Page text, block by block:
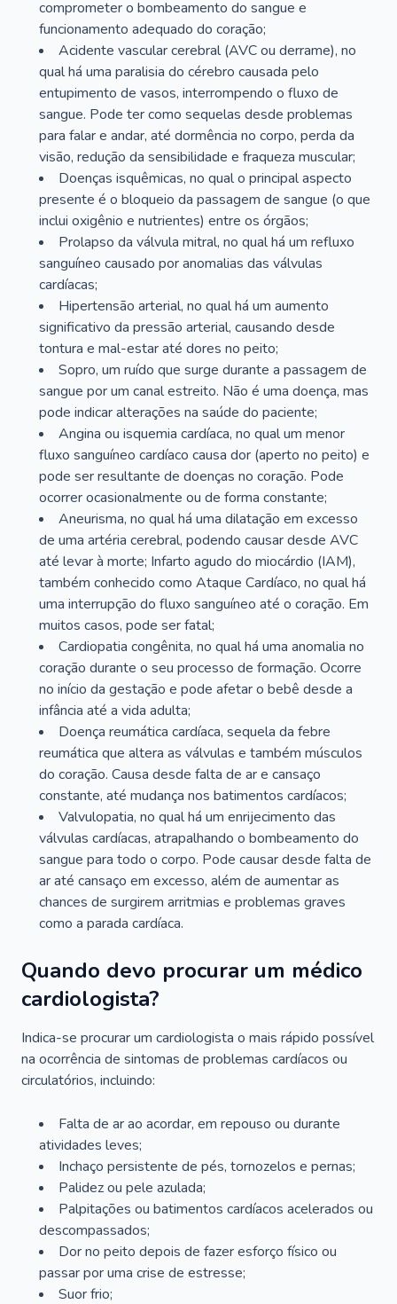
comprometer o bombeamento do sangue e
funcionamento adequado do coração;
Acidente vascular cerebral (AVC ou derrame), no
qual há uma paralisia do cérebro causada pelo
entupimento de vasos, interrompendo o fluxo de
sangue. Pode ter como sequelas desde problemas
para falar e andar, até dormência no corpo, perda da
visão, redução da sensibilidade e fraqueza muscular;
Doenças isquêmicas, no qual o principal aspecto
presente é o bloqueio da passagem de sangue (o que
inclui oxigênio e nutrientes) entre os órgãos;
Prolapso da válvula mitral, no qual há um refluxo
sanguíneo causado por anomalias das válvulas
cardíacas;
Hipertensão arterial, no qual há um aumento
significativo da pressão arterial, causando desde
tontura e mal-estar até dores no peito;
Sopro, um ruído que surge durante a passagem de
sangue por um canal estreito. Não é uma doença, mas
pode indicar alterações na saúde do paciente;
Angina ou isquemia cardíaca, no qual um menor
fluxo sanguíneo cardíaco causa dor (aperto no peito) e
pode ser resultante de doenças no coração. Pode
ocorrer ocasionalmente ou de forma constante;
Aneurisma, no qual há uma dilatação em excesso
de uma artéria cerebral, podendo causar desde AVC
até levar à morte; Infarto agudo do miocárdio (IAM),
também conhecido como Ataque Cardíaco, no qual há
uma interrupção do fluxo sanguíneo até o coração. Em
muitos casos, pode ser fatal;
Cardiopatia congênita, no qual há uma anomalia no
coração durante o seu processo de formação. Ocorre
no início da gestação e pode afetar o bebê desde a
infância até a vida adulta;
Doença reumática cardíaca, sequela da febre
reumática que altera as válvulas e também músculos
do coração. Causa desde falta de ar e cansaço
constante, até mudança nos batimentos cardíacos;
Valvulopatia, no qual há um enrijecimento das
válvulas cardíacas, atrapalhando o bombeamento do
sangue para todo o corpo. Pode causar desde falta de
ar até cansaço em excesso, além de aumentar as
chances de surgirem arritmias e problemas graves
como a parada cardíaca.
Quando devo procurar um médico
cardiologista?
Indica-se procurar um cardiologista o mais rápido possível
na ocorrência de sintomas de problemas cardíacos ou
circulatórios, incluindo:
Falta de ar ao acordar, em repouso ou durante
atividades leves;
Inchaço persistente de pés, tornozelos e pernas;
Palidez ou pele azulada;
Palpitações ou batimentos cardíacos acelerados ou
descompassados;
Dor no peito depois de fazer esforço físico ou
passar por uma crise de estresse;
Suor frio;